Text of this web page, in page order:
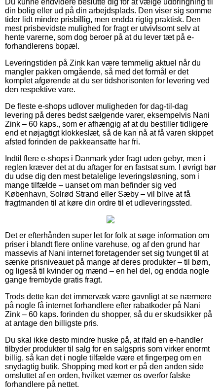
din bolig eller ud på din arbejdsplads. Den viser sig somme
tider lidt mindre prisbillig, men endda rigtig praktisk. Den
mest prisbevidste mulighed for fragt er utvivlsomt selv at
hente varerne, som dog beroer på at du lever tæt på e-
forhandlerens bopæl.
Leveringstiden på Zink kan være temmelig aktuel når du
mangler pakken omgående, så med det formål er det
komplet afgørende at du ser tidshorisonten for levering ved
den respektive vare.
De fleste e-shops udlover muligheden for dag-til-dag
levering på deres bedst sælgende varer, eksempelvis Nani
Zink – 60 kaps., som er afhængig af at du bestiller tidligere
end et nøjagtigt klokkeslæt, så de kan nå at få varen skippet
afsted forinden de pakkeansatte har fri.
Indtil flere e-shops i Danmark yder fragt uden gebyr, men i
reglen kræver det at du aftager for en fastsat sum. I øvrigt bør
du udse dig den mest betalelige leveringsløsning, som i
mange tilfælde – uanset om man befinder sig ved
København, Solrød Strand eller Sæby – vil blive at få
fragtmanden til at køre din ordre til et udleveringssted.
Det er efterhånden super let for folk at søge information om
priser i blandt flere online varehuse, og af den grund har
massevis af Nani internet foretagender set sig tvunget til at
sænke prisniveauet på mange af deres produkter – til børn,
og ligeså til kvinder og mænd – en hel del, og endda nogle
gange frembyde gratis fragt.
Trods dette kan det immervæk være gavnligt at se nærmere
på nogle få internet forhandlere efter rabatkoder på Nani
Zink – 60 kaps. forinden du shopper, så du er skudsikker på
at antage den billigste pris.
Du skal ikke desto mindre huske på, at ifald en e-handler
tilbyder produkter til salg for en salgspris som virker enormt
billig, så kan det i nogle tilfælde være et fingerpeg om en
snydagtig butik. Shopping med kort er på den anden side
omsluttet af en orden, hvilket værner os overfor falske
forhandlere på nettet.